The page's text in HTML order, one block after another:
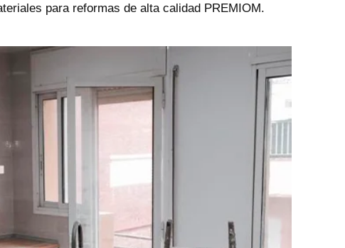
para reformas de alta calidad PREMIOM.